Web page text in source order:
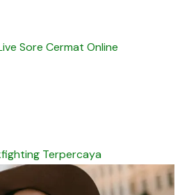
Sore Cermat Online
Terpercaya